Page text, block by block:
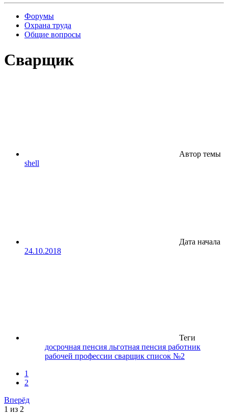
Форумы
Охрана труда
Общие вопросы
Сварщик
Автор темы
shell
Дата начала
24.10.2018
Теги
досрочная пенсия льготная пенсия работник
рабочей профессии сварщик список №2
1
2
Вперёд
1 из 2